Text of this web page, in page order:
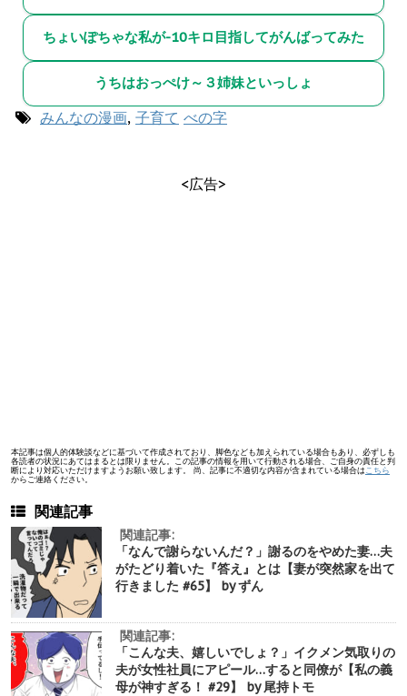
ちょいぽちゃな私が-10キロ目指してがんばってみた
うちはおっぺけ～３姉妹といっしょ
みんなの漫画, 子育て べの字
<広告>
本記事は個人的体験談などに基づいて作成されており、脚色なども加えられている場合もあり、必ずしも
各読者の状況にあてはまるとは限りません。この記事の情報を用いて行動される場合、ご自身の責任と判
断により対応いただけますようお願い致します。 尚、記事に不適切な内容が含まれている場合は こちら
からご連絡ください。
関連記事
関連記事:
「なんで謝らないんだ？」謝るのをやめた妻…夫
がたどり着いた『答え』とは【妻が突然家を出て
行きました #65】 by ずん
関連記事:
「こんな夫、嬉しいでしょ？」イクメン気取りの
夫が女性社員にアピール…すると同僚が【私の義
母が神すぎる！ #29】 by 尾持トモ